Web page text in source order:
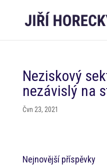
Neziskový
nezávislý na
Čvn 23, 2021
Nejnovější příspěvky